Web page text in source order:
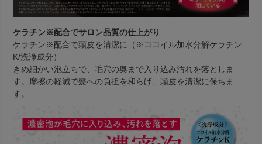
ケラチン※配合でサロン品質の仕上がり
ケラチン※配合で頭皮を清潔に（※ココイル加水分解ケラチン
K/洗浄成分）
きめ細かい泡立ちで、毛穴の奥まで入り込み汚れを落としま
す。摩擦の軽減で髪への負担を和らげ、頭皮を清潔に保ちま
す。